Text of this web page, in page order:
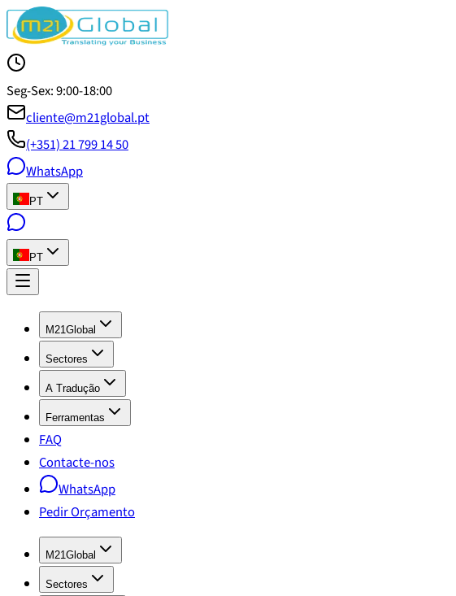
Seg-Sex: 9:00-18:00
cliente@m21global.pt
(+351) 21 799 14 50
WhatsApp
PT
PT
M21Global
Sectores
A Tradução
Ferramentas
FAQ
Contacte-nos
WhatsApp
Pedir Orçamento
M21Global
Sectores